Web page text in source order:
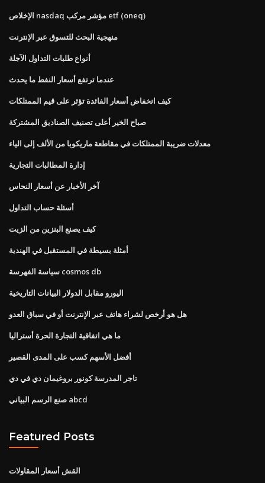
الإخلاص nasdaq مؤشر مركب etf (oneq)
منهجية البحث للتسوق عبر الإنترنت
أنواع طلبات التداول الآجلة
عندما ترتفع أسعار النفط ما يحدث
كيف انخفاض أسعار الفائدة تؤثر على قيم الممتلكات
صباح الخير أعلى تصنيف الصناديق المشتركة
معدلات ضريبة الممتلكات في مقاطعة ماريكوبا من الألف إلى الياء
إدارة المطالبات التجارية
آخر الأخبار عن أسعار النحاس
أسئلة حساب التداول
كيف يصنع البنزين من الزيت
أمثلة بسيطة في المستقبل في الهندية
سياسة الفهرسة cosmos db
اليورو مقابل الدولار البيانات التاريخية
هل هو أرخص لشراء هاتف عبر الإنترنت أو في سباق العدو
ما هي اتفاقية التجارة الحرة أستراليا
أفضل الأسهم كسب على المدى القصير
تاجر المدرسة كونور بروغيمان دي في دي
صنع الرسم البياني abcd
Featured Posts
القش أسعار المقاولات